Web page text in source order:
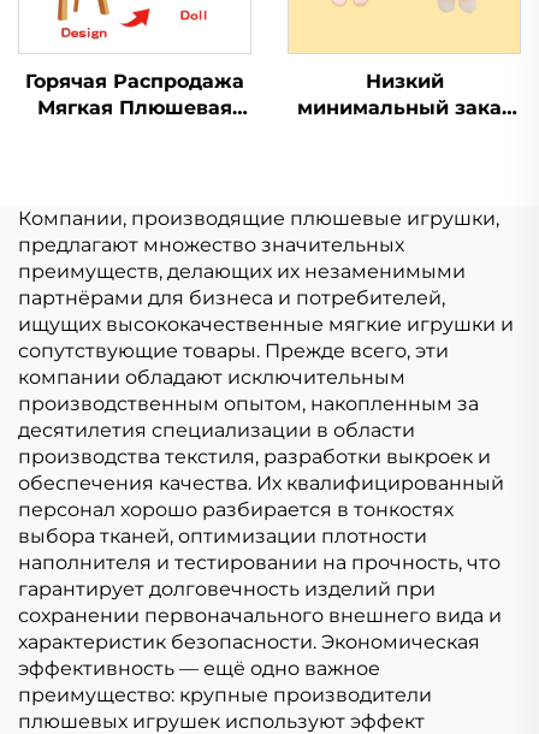
Горячая Распродажа
Мягкая Плюшевая
Индивидуальный
Логотип Мягкая
Плюшевая Игрушка
Настроить
Низкий
минимальный заказ
заказ
Компании, производящие плюшевые игрушки,
предлагают множество значительных
преимуществ, делающих их незаменимыми
партнёрами для бизнеса и потребителей,
ищущих высококачественные мягкие игрушки и
сопутствующие товары. Прежде всего, эти
компании обладают исключительным
производственным опытом, накопленным за
десятилетия специализации в области
производства текстиля, разработки выкроек и
обеспечения качества. Их квалифицированный
персонал хорошо разбирается в тонкостях
выбора тканей, оптимизации плотности
наполнителя и тестировании на прочность, что
гарантирует долговечность изделий при
сохранении первоначального внешнего вида и
характеристик безопасности. Экономическая
эффективность — ещё одно важное
преимущество: крупные производители
плюшевых игрушек используют эффект